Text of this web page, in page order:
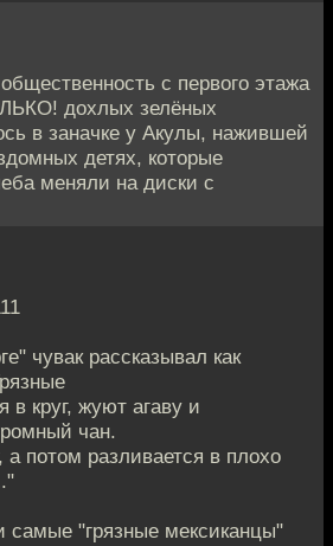
с первого этажа
дохлых зелёных
в заначке у Акулы, нажившей
детях, которые
меняли на диски с
чувак рассказывал как
в круг, жуют агаву и
чан.
потом разливается в плохо
самые "грязные мексиканцы"